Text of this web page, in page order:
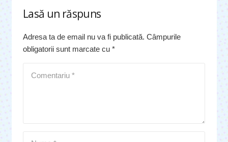
Lasă un răspuns
Adresa ta de email nu va fi publicată. Câmpurile
obligatorii sunt marcate cu *